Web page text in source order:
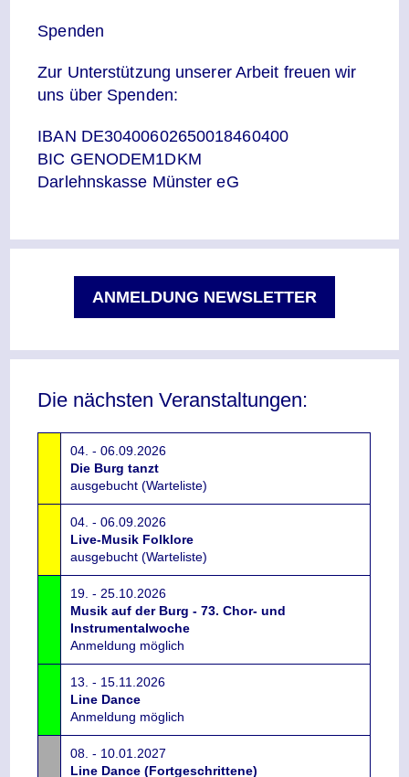
Spenden
Zur Unterstützung unserer Arbeit freuen wir
uns über Spenden:
IBAN DE30400602650018460400
BIC GENODEM1DKM
Darlehnskasse Münster eG
ANMELDUNG NEWSLETTER
Die nächsten Veranstaltungen:
04. - 06.09.2026
Die Burg tanzt
ausgebucht (Warteliste)
04. - 06.09.2026
Live-Musik Folklore
ausgebucht (Warteliste)
19. - 25.10.2026
Musik auf der Burg - 73. Chor- und
Instrumentalwoche
Anmeldung möglich
13. - 15.11.2026
Line Dance
Anmeldung möglich
08. - 10.01.2027
Line Dance (Fortgeschrittene)